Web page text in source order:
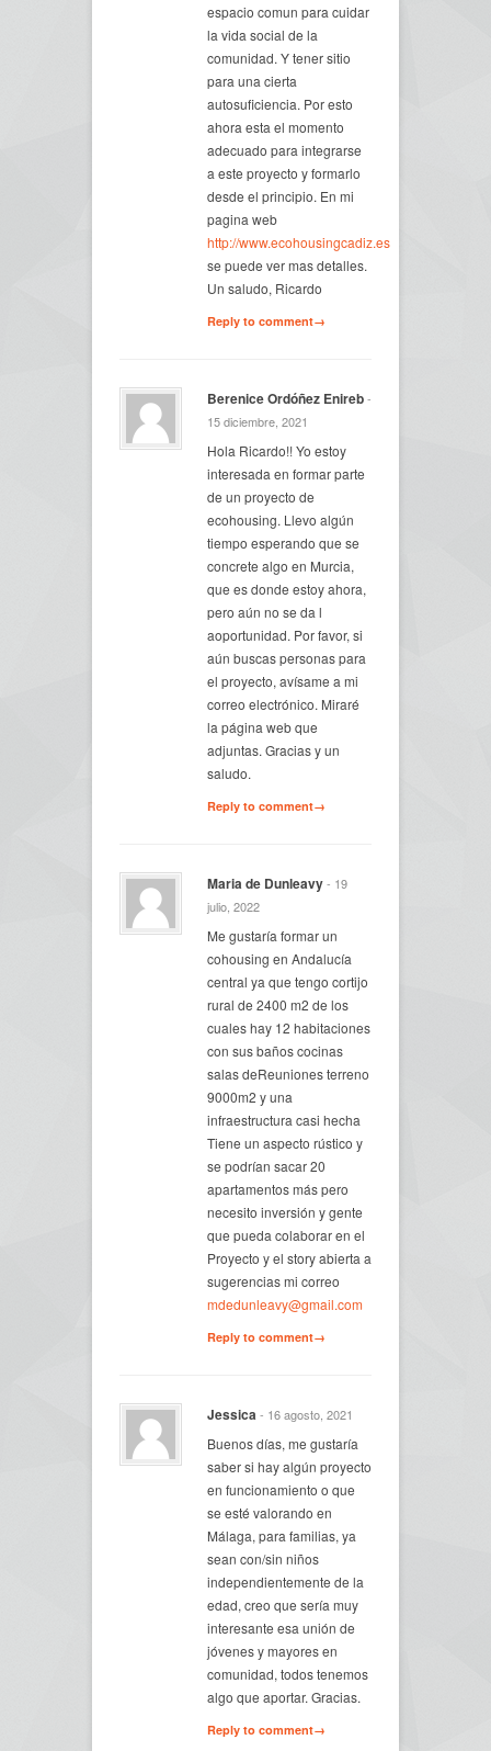
espacio comun para cuidar
la vida social de la
comunidad. Y tener sitio
para una cierta
autosuficiencia. Por esto
ahora esta el momento
adecuado para integrarse
a este proyecto y formarlo
desde el principio. En mi
pagina web
http://www.ecohousingcadiz.es
se puede ver mas detalles.
Un saludo, Ricardo
Reply to comment→
Berenice Ordóñez Enireb-
15 diciembre, 2021
Hola Ricardo!! Yo estoy
interesada en formar parte
de un proyecto de
ecohousing. Llevo algún
tiempo esperando que se
concrete algo en Murcia,
que es donde estoy ahora,
pero aún no se da l
aoportunidad. Por favor, si
aún buscas personas para
el proyecto, avísame a mi
correo electrónico. Miraré
la página web que
adjuntas. Gracias y un
saludo.
Reply to comment→
Maria de Dunleavy- 19
julio, 2022
Me gustaría formar un
cohousing en Andalucía
central ya que tengo cortijo
rural de 2400 m2 de los
cuales hay 12 habitaciones
con sus baños cocinas
salas deReuniones terreno
9000m2 y una
infraestructura casi hecha
Tiene un aspecto rústico y
se podrían sacar 20
apartamentos más pero
necesito inversión y gente
que pueda colaborar en el
Proyecto y el story abierta a
sugerencias mi correo
mdedunleavy@gmail.com
Reply to comment→
Jessica- 16 agosto, 2021
Buenos días, me gustaría
saber si hay algún proyecto
en funcionamiento o que
se esté valorando en
Málaga, para familias, ya
sean con/sin niños
independientemente de la
edad, creo que sería muy
interesante esa unión de
jóvenes y mayores en
comunidad, todos tenemos
algo que aportar. Gracias.
Reply to comment→